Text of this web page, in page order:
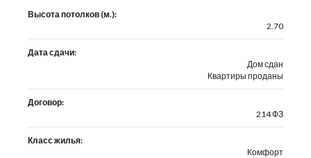
Высота потолков (м.):
2.70
Дата сдачи:
Дом сдан
Квартиры проданы
Договор:
214 ФЗ
Класс жилья:
Комфорт